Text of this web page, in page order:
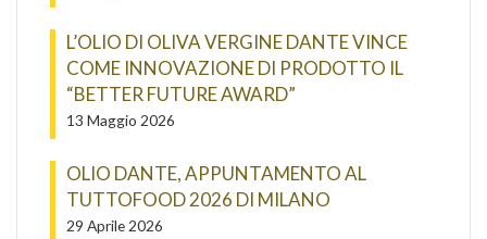
L’OLIO DI OLIVA VERGINE DANTE VINCE
COME INNOVAZIONE DI PRODOTTO IL
“BETTER FUTURE AWARD”
13 Maggio 2026
OLIO DANTE, APPUNTAMENTO AL
TUTTOFOOD 2026 DI MILANO
29 Aprile 2026